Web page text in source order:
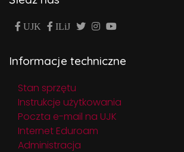
UJK ILiJ
Informacje techniczne
Stan sprzętu
Instrukcje użytkowania
Poczta e-mail na UJK
Internet Eduroam
Administracja